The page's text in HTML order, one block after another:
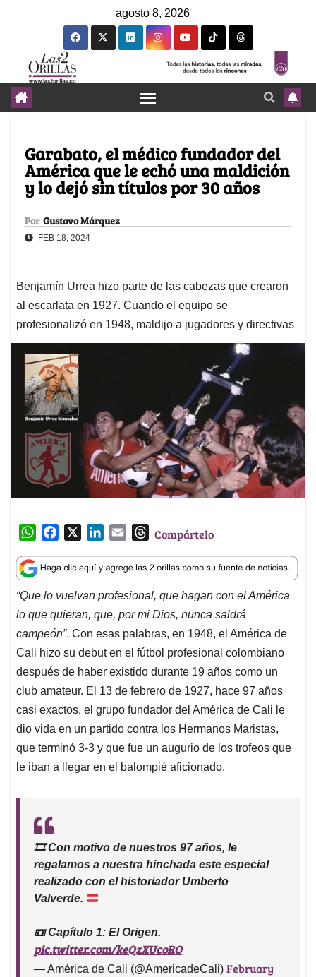
agosto 8, 2026
Garabato, el médico fundador del
América que le echó una maldición
y lo dejó sin títulos por 30 años
Por Gustavo Márquez
FEB 18, 2024
Benjamín Urrea hizo parte de las cabezas que crearon
al escarlata en 1927. Cuando el equipo se
profesionalizó en 1948, maldijo a jugadores y directivas
W
a
t
s
A
p
p
c
e
b
o
o
k
n
k
e
d
I
n
a
i
l
T
r
e
a
d
s
Compártelo
“Que lo vuelvan profesional, que hagan con el América
lo que quieran, que, por mi Dios, nunca saldrá
campeón”. Con esas palabras, en 1948, el América de
Cali hizo su debut en el fútbol profesional colombiano
después de haber existido durante 19 años como un
club amateur. El 13 de febrero de 1927, hace 97 años
casi exactos, el grupo fundador del América de Cali le
dio vida en un partido contra los Hermanos Maristas,
que terminó 3-3 y que fue un augurio de los trofeos que
le iban a llegar en el balompié aficionado.
🎞️Con motivo de nuestros 97 años, le
regalamos a nuestra hinchada este especial
realizado con el historiador Umberto
Valverde.
📼 Capítulo 1: El Origen.
pic.twitter.com/keQzXUcoRO
— América de Cali (@AmericadeCali) February